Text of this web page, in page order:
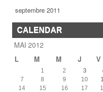
septembre 2011
CALENDAR
MAI 2012
L
M M J V
1 2 3
7
8 9 10
14
15 16 17